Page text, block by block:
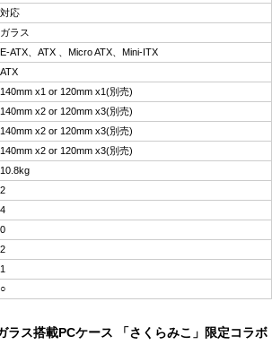
対応
ガラス
E-ATX、ATX 、Micro ATX、Mini-ITX
ATX
140mm x1 or 120mm x1(別売)
140mm x2 or 120mm x3(別売)
140mm x2 or 120mm x3(別売)
140mm x2 or 120mm x3(別売)
10.8kg
2
4
0
2
1
○
ラス搭載PCケース 「さくらみこ」限定コラボ